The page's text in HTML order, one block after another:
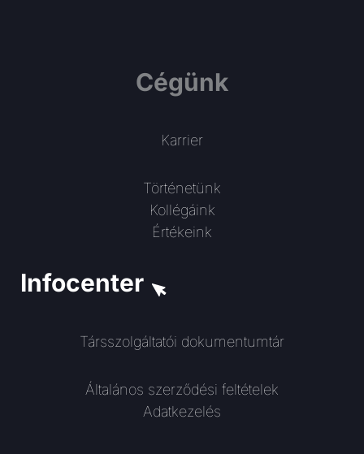
Cégünk
Karrier
Történetünk
Kollégáink
Értékeink
Infocenter
Társszolgáltatói dokumentumtár
Általános szerződési feltételek
Adatkezelés